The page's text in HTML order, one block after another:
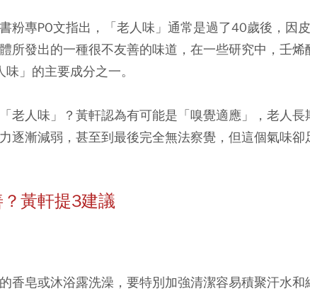
粉專PO文指出，「老人味」通常是過了40歲後，因皮
所發出的一種很不友善的味道，在一些研究中，壬烯
」的主要成分之一。
老人味」？黃軒認為有可能是「嗅覺適應」，老人長
逐漸減弱，甚至到最後完全無法察覺，但這個氣味卻
黃軒提3建議
香皂或沐浴露洗澡，要特別加強清潔容易積聚汗水和